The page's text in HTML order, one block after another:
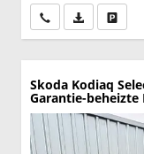
Wir rufen Sie an
PDF-Datei,
Skoda Kodiaq
Garantie-